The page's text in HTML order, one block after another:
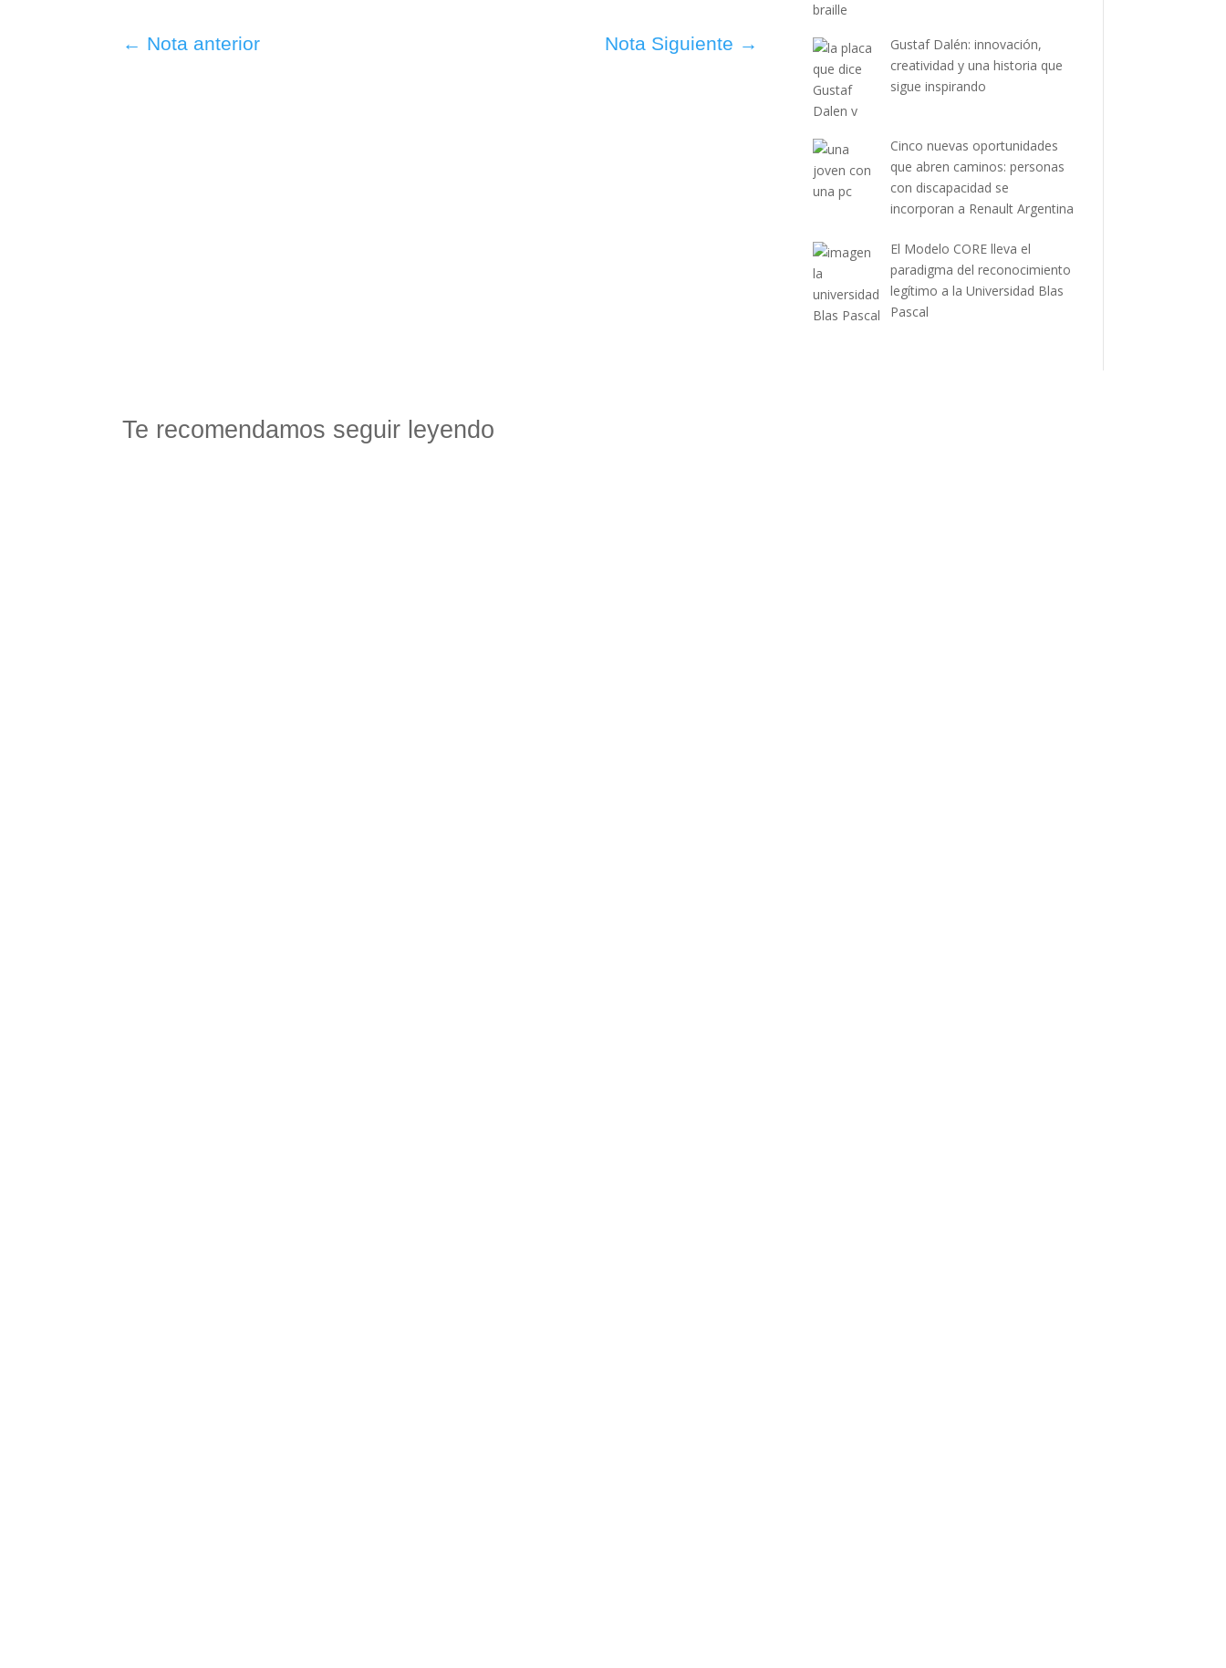
← Nota anterior Nota Siguiente →
Gustaf Dalén: innovación,
creatividad y una historia que
sigue inspirando
Cinco nuevas oportunidades
que abren caminos: personas
con discapacidad se
incorporan a Renault Argentina
El Modelo CORE lleva el
paradigma del reconocimiento
legítimo a la Universidad Blas
Pascal
Te recomendamos seguir leyendo